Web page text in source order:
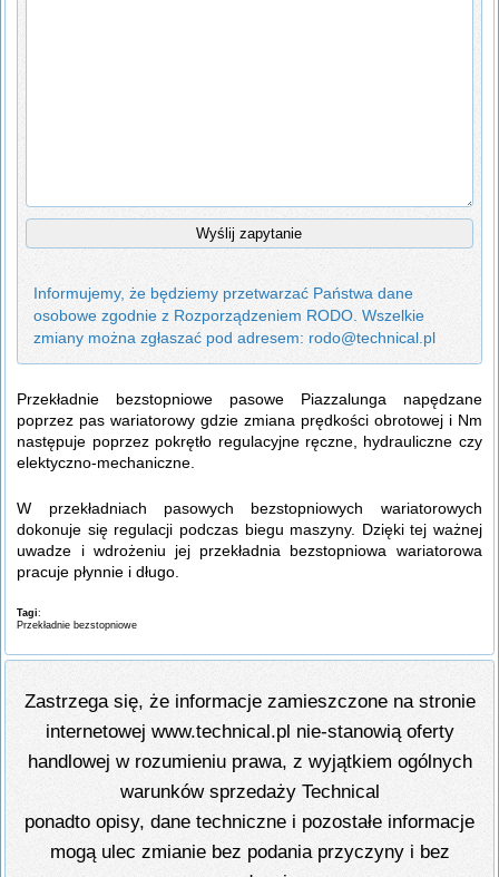
Informujemy, że będziemy przetwarzać Państwa dane
osobowe zgodnie z Rozporządzeniem RODO. Wszelkie
zmiany można zgłaszać pod adresem: rodo@technical.pl
Przekładnie bezstopniowe pasowe Piazzalunga napędzane
poprzez pas wariatorowy gdzie zmiana prędkości obrotowej i Nm
następuje poprzez pokrętło regulacyjne ręczne, hydrauliczne czy
elektyczno-mechaniczne.
W przekładniach pasowych bezstopniowych wariatorowych
dokonuje się regulacji podczas biegu maszyny. Dzięki tej ważnej
uwadze i wdrożeniu jej przekładnia bezstopniowa wariatorowa
pracuje płynnie i długo.
Tagi:
Przekładnie bezstopniowe
Zastrzega się, że informacje zamieszczone na stronie
internetowej www.technical.pl nie-stanowią oferty
handlowej w rozumieniu prawa, z wyjątkiem ogólnych
warunków sprzedaży Technical
ponadto opisy, dane techniczne i pozostałe informacje
mogą ulec zmianie bez podania przyczyny i bez